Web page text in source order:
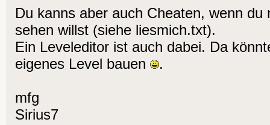
Du kanns aber auch Cheaten, wenn du
sehen willst (siehe liesmich.txt).
Ein Leveleditor ist auch dabei. Da
eigenes Level bauen
.
mfg
Sirius7